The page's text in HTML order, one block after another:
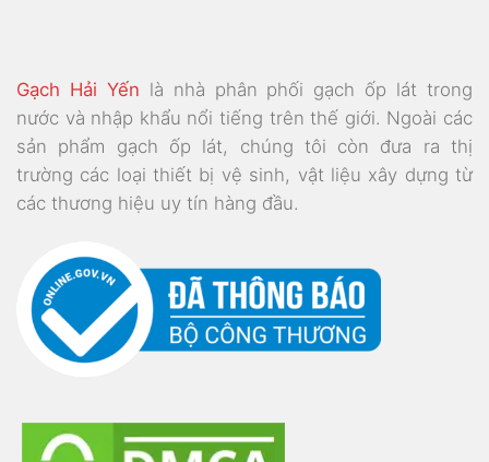
Gạch Hải Yến là nhà phân phối gạch ốp lát trong
nước và nhập khẩu nổi tiếng trên thế giới. Ngoài các
sản phẩm gạch ốp lát, chúng tôi còn đưa ra thị
trường các loại thiết bị vệ sinh, vật liệu xây dựng từ
các thương hiệu uy tín hàng đầu.